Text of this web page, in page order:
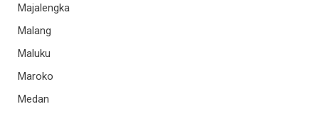
Majalengka
Malang
Maluku
Maroko
Medan